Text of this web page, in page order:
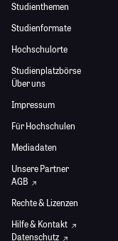
Studienthemen
Studienformate
Hochschulorte
Studienplatzbörse
Über uns
Impressum
Für Hochschulen
Mediadaten
Unsere Partner
AGB
Rechte & Lizenzen
Hilfe & Kontakt
Datenschutz